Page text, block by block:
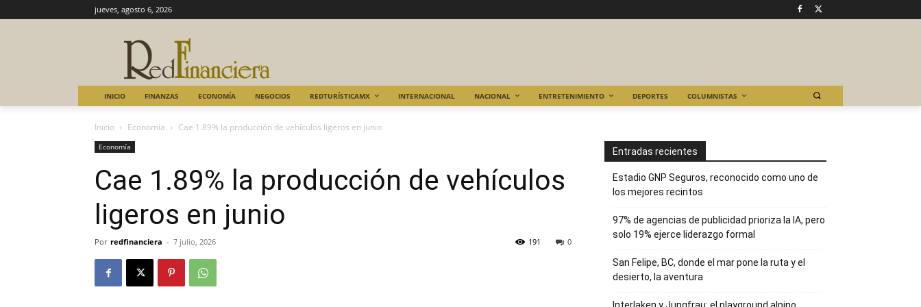
jueves, agosto 6, 2026
INICIO FINANZAS ECONOMÍA NEGOCIOS REDTURÍSTICAMX INTERNACIONAL NACIONAL ENTRETENIMIENTO DEPORTES COLUMNISTAS
Inicio Economía Cae 1.89% la producción de vehículos ligeros en junio
Economía
Cae 1.89% la producción de vehículos
ligeros en junio
Por redfinanciera - 7 julio, 2026 0
191
Entradas recientes
Estadio GNP Seguros, reconocido como uno de
los mejores recintos
97% de agencias de publicidad prioriza la IA, pero
solo 19% ejerce liderazgo formal
San Felipe, BC, donde el mar pone la ruta y el
desierto, la aventura